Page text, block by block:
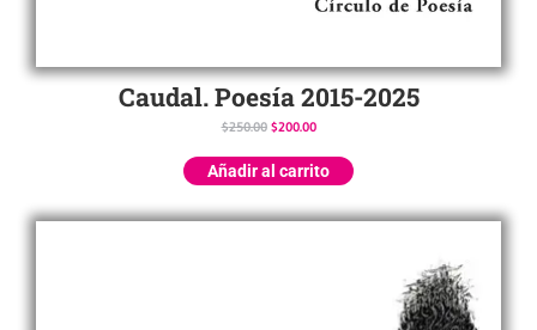
Caudal. Poesía 2015-2025
$250.00 $200.00
Añadir al carrito